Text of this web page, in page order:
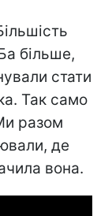
більше,
стати
Так само
разом
де
вона.